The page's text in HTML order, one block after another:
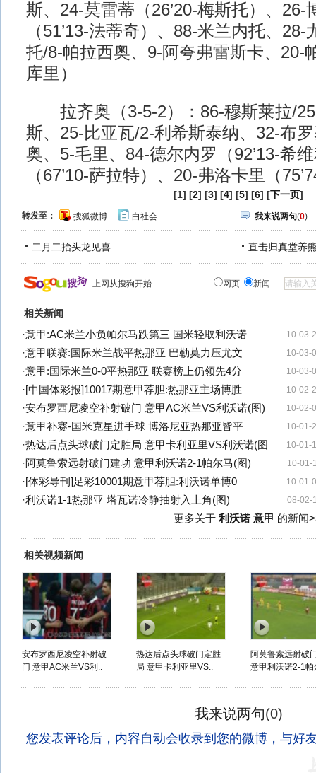
斯、24-莫雷蒂（26’20-梅斯托）、26-
（51’13-法蒂奇）、88-米兰内托、
托/8-帕拉西奥、9-阿夸弗雷斯卡、20-
库里）
拉齐奥（3-5-2）：86-穆斯莱拉/
斯、25-比亚瓦/2-利希斯泰纳、32-布
奥、5-毛里、84-德尔内罗（92’13-希
（67’10-萨拉特）、20-弗洛卡里（
[1] [2] [3] [4] [5] [6] [下一页]
转发至： 搜狐微博 白社会 我来说两句(0)
二月二抬头龙见喜 直击归真堂养
上网从搜狗开始 网页 新闻
相关新闻
10-03-
·意甲:AC米兰小负帕尔马跌第三 国米轻取利沃诺
10-03-
·意甲联赛:国际米兰战平热那亚 巴勒莫力压尤文
10-03-
·意甲:国际米兰0-0平热那亚 联赛榜上仍领先4分
10-02-
·[中国体彩报]10017期意甲荐胆:热那亚主场博胜
10-02-
·安布罗西尼凌空补射破门 意甲AC米兰VS利沃诺(图)
10-01-
·意甲补赛-国米克星进手球 博洛尼亚热那亚皆平
10-01-
·热达后点头球破门定胜局 意甲卡利亚里VS利沃诺(图
10-01-
·阿莫鲁索远射破门建功 意甲利沃诺2-1帕尔马(图)
10-01-
·[体彩导刊]足彩10001期意甲荐胆:利沃诺单博0
08-02-
·利沃诺1-1热那亚 塔瓦诺冷静抽射入上角(图)
更多关于 利沃诺 意甲 的新闻
相关视频新闻
安布罗西尼凌空补射破
门 意甲AC米兰VS利..
热达后点头球破门定胜
局 意甲卡利亚里VS..
阿莫鲁索远射破
意甲利沃诺2-1帕
我来说两句(0)